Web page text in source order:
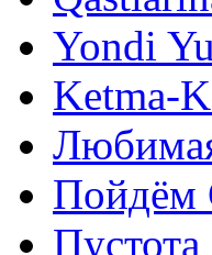
Yondi
Ketma-
Пойдём